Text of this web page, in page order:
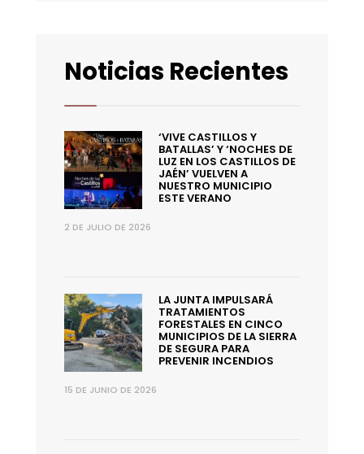
Noticias Recientes
‘VIVE CASTILLOS Y
BATALLAS’ Y ‘NOCHES DE
LUZ EN LOS CASTILLOS DE
JAÉN’ VUELVEN A
NUESTRO MUNICIPIO
ESTE VERANO
2 DE JULIO DE 2026
LA JUNTA IMPULSARÁ
TRATAMIENTOS
FORESTALES EN CINCO
MUNICIPIOS DE LA SIERRA
DE SEGURA PARA
PREVENIR INCENDIOS
15 DE JUNIO DE 2026